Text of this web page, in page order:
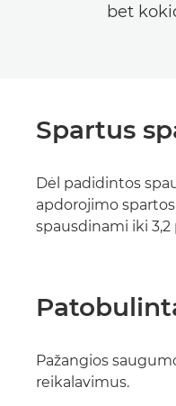
bet
Spartus
Dėl padidintos
apdorojimo
spausdinami iki 3,2
Pažangios
reikalavimus.